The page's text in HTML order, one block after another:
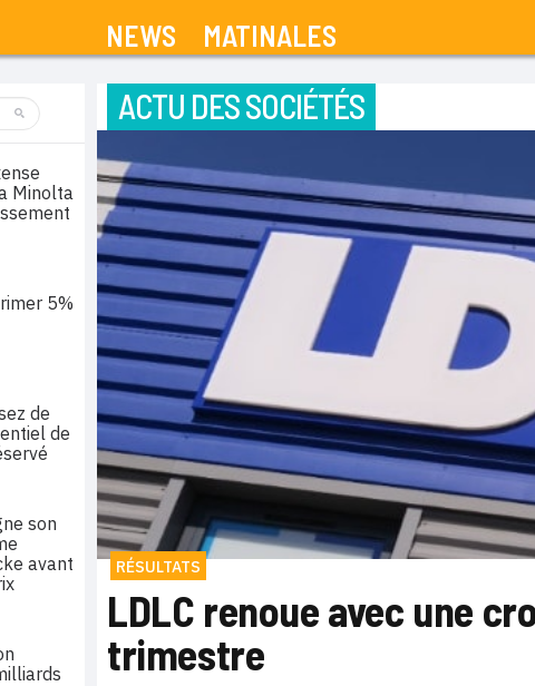
NEWS MATINALES
ACTU DES SOCIÉTÉS
RÉSULTATS
LDLC renoue avec une
trimestre
Minolta
5%
de
de
son
avant